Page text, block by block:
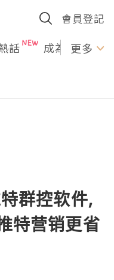
會員登記
話 成為U更多
群控软件,
特营销更省